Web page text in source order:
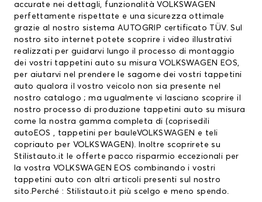
accurate nei dettagli, funzionalità VOLKSWAGEN
perfettamente rispettate e una sicurezza ottimale
grazie al nostro sistema AUTOGRIP certificato TÜV. Sul
nostro sito internet potete scoprire i video illustrativi
realizzati per guidarvi lungo il processo di montaggio
dei vostri tappetini auto su misura VOLKSWAGEN EOS,
per aiutarvi nel prendere le sagome dei vostri tappetini
auto qualora il vostro veicolo non sia presente nel
nostro catalogo ; ma ugualmente vi lasciano scoprire il
nostro processo di produzione tappetini auto su misura
come la nostra gamma completa di (coprisedili
auto EOS , tappetini per bauleVOLKSWAGEN e teli
copriauto per VOLKSWAGEN). Inoltre scoprirete su
Stilistauto.it le offerte pacco risparmio eccezionali per
la vostra VOLKSWAGEN EOS combinando i vostri
tappetini auto con altri articoli presenti sul nostro
sito.Perché : Stilistauto.it più scelgo e meno spendo.